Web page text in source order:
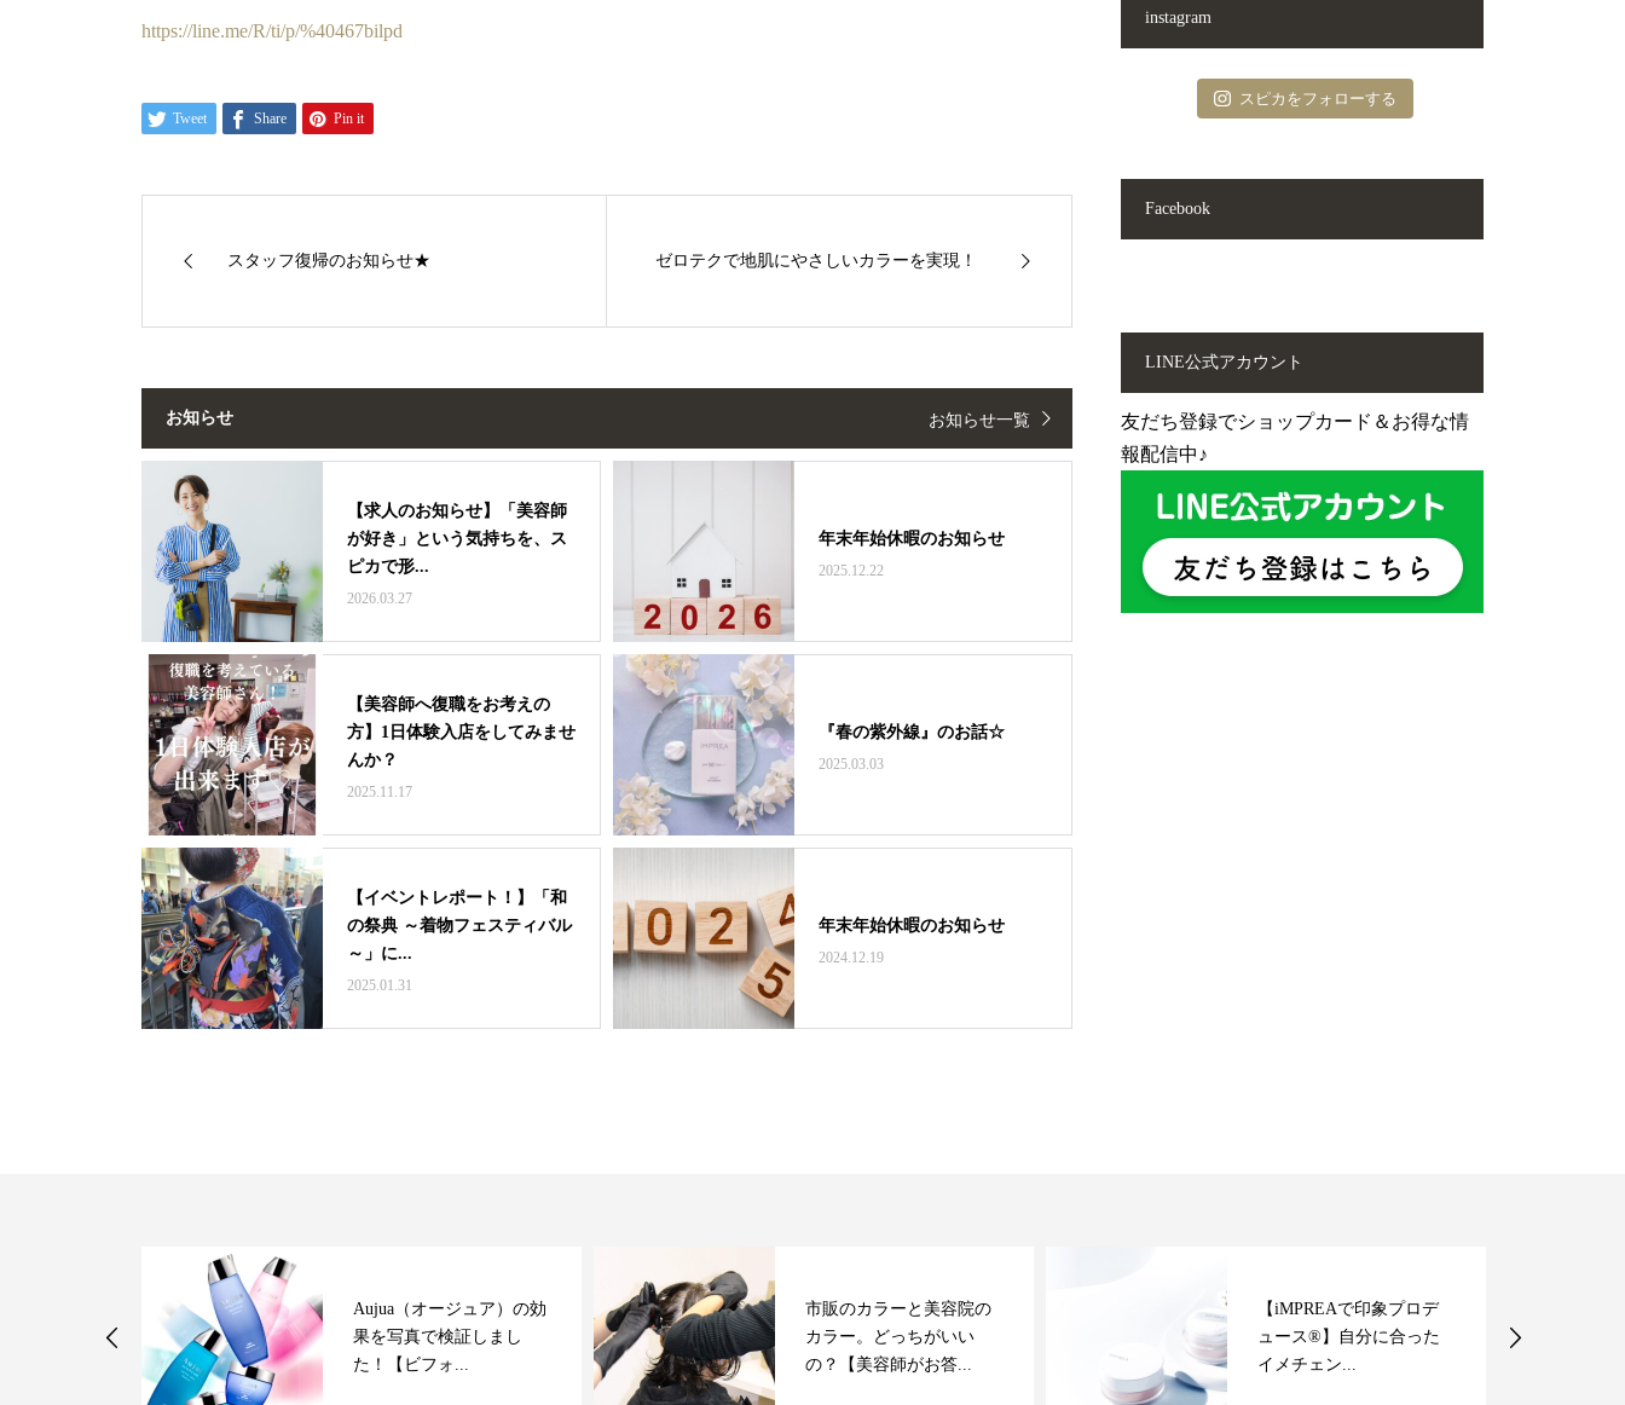
https://line.me/R/ti/p/%40467bilpd
Tweet Share Pin it
スタッフ復帰のお知らせ★ ゼロテクで地肌にやさしいカラーを実現！
お知らせ お知らせ一覧
【求人のお知らせ】「美容師
が好き」という気持ちを、ス
ピカで形...
2026.03.27
年末年始休暇のお知らせ
2025.12.22
【美容師へ復職をお考えの
方】1日体験入店をしてみませ
んか？
2025.11.17
『春の紫外線』のお話☆
2025.03.03
【イベントレポート！】「和
の祭典 ～着物フェスティバル
～」に...
2025.01.31
年末年始休暇のお知らせ
2024.12.19
instagram
スピカをフォローする
Facebook
LINE公式アカウント
友だち登録でショップカード＆お得な情
報配信中♪
Aujua（オージュア）の効
果を写真で検証しまし
た！【ビフォ...
市販のカラーと美容院の
カラー。どっちがいい
の？【美容師がお答...
【iMPREAで印象プロデ
ュース®︎】自分に合った
イメチェン...